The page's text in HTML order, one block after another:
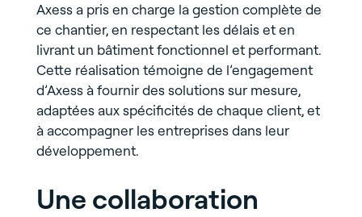
Axess a pris en charge la gestion complète de
ce chantier, en respectant les délais et en
livrant un bâtiment fonctionnel et performant.
Cette réalisation témoigne de l’engagement
d’Axess à fournir des solutions sur mesure,
adaptées aux spécificités de chaque client, et
à accompagner les entreprises dans leur
développement.
Une collaboration